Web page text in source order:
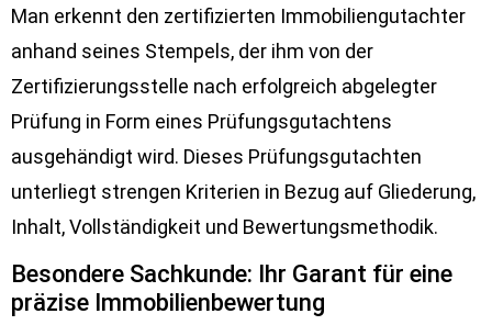
Man erkennt den zertifizierten Immobiliengutachter
anhand seines Stempels, der ihm von der
Zertifizierungsstelle nach erfolgreich abgelegter
Prüfung in Form eines Prüfungsgutachtens
ausgehändigt wird. Dieses Prüfungsgutachten
unterliegt strengen Kriterien in Bezug auf Gliederung,
Inhalt, Vollständigkeit und Bewertungsmethodik.
Besondere Sachkunde: Ihr Garant für eine
präzise Immobilienbewertung